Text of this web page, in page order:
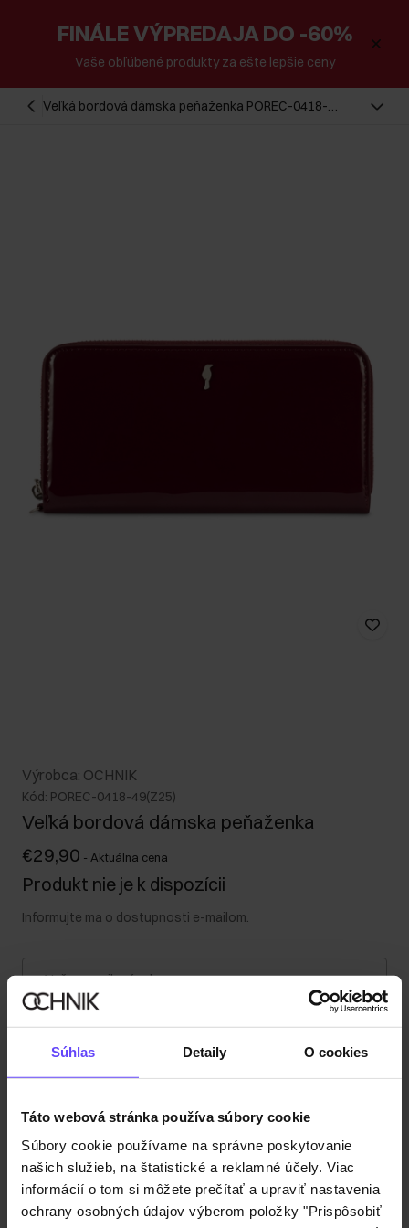
Súhlas Detaily O cookies
Táto webová stránka používa súbory cookie
Súbory cookie používame na správne poskytovanie
našich služieb, na štatistické a reklamné účely. Viac
informácií o tom si môžete prečítať a upraviť nastavenia
ochrany osobných údajov výberom položky "Prispôsobiť
FINÁLE VÝPREDAJA DO -60%
Vaše obľúbené produkty za ešte lepšie ceny
Veľká bordová dámska peňaženka POREC-0418-
Výrobca: OCHNIK
Kód: POREC-0418-49(Z25)
Veľká bordová dámska peňaženka
€29,90 - Aktuálna cena
Produkt nie je k dispozícii
Informujte ma o dostupnosti e-mailom.
Vaša e-mailová adresa
Popis produktu
Detaily